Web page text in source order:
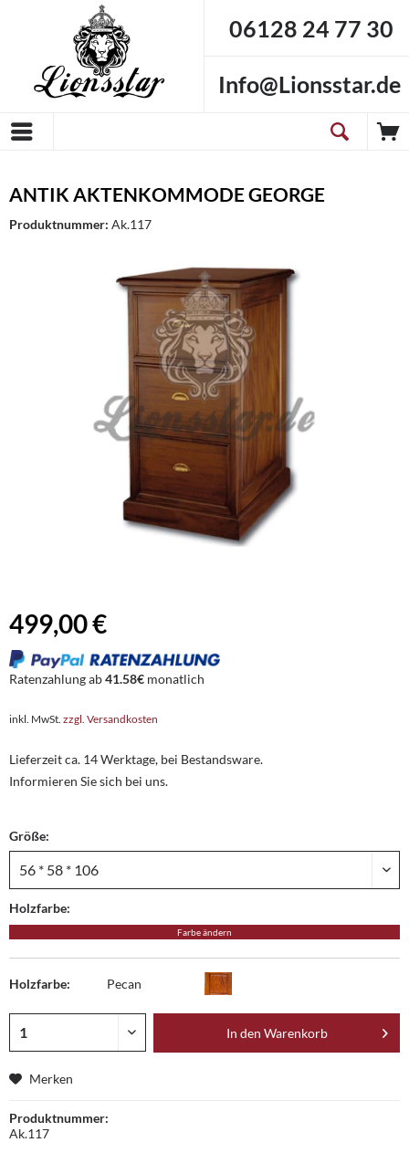
06128 24 77 30
Info@Lionsstar.de
ANTIK AKTENKOMMODE GEORGE
Produktnummer: Ak.117
499,00 €
Ratenzahlung ab41.58€ monatlich
inkl. MwSt. zzgl. Versandkosten
Lieferzeit ca. 14 Werktage, bei Bestandsware.
Informieren Sie sich bei uns.
Größe:
Holzfarbe:
Farbe ändern
Holzfarbe: Pecan
In den Warenkorb
Merken
Produktnummer:
Ak.117